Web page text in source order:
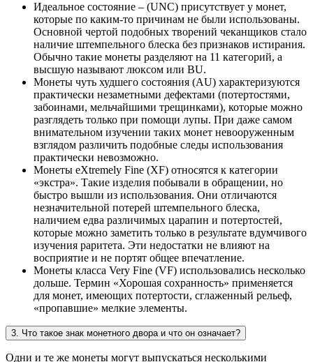
Идеальное состояние – (UNC) присутствует у монет,
которые по каким-то причинам не были использованы.
Основной чертой подобных творений чеканщиков стало
наличие штемпельного блеска без признаков истирания.
Обычно такие монеты разделяют на 11 категорий, а
высшую называют люксом или BU.
Монеты чуть худшего состояния (AU) характеризуются
практически незаметными дефектами (потертостями,
забоинами, мельчайшими трещинками), которые можно
разглядеть только при помощи лупы. При даже самом
внимательном изучении таких монет невооруженным
взглядом различить подобные следы использования
практически невозможно.
Монеты eXtremely Fine (XF) относятся к категории
«экстра». Такие изделия побывали в обращении, но
быстро вышли из использования. Они отличаются
незначительной потерей штемпельного блеска,
наличием едва различимых царапин и потертостей,
которые можно заметить только в результате вдумчивого
изучения раритета. Эти недостатки не влияют на
восприятие и не портят общее впечатление.
Монеты класса Very Fine (VF) использовались несколько
дольше. Термин «Хорошая сохранность» применяется
для монет, имеющих потертости, сглаженный рельеф,
«пропавшие» мелкие элементы.
3. Что такое знак монетного двора и что он означает?
Одни и те же монеты могут выпускаться несколькими